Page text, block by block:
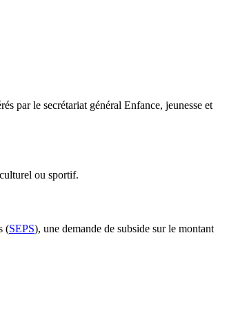
par le secrétariat général Enfance, jeunesse et
ou sportif.
(SEPS), une demande de subside sur le montant